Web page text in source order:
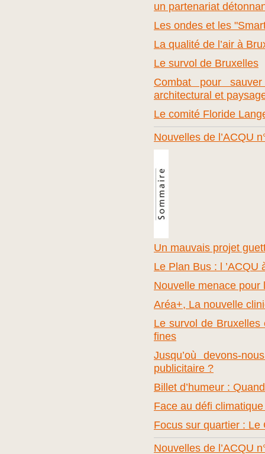
un partenariat
Les ondes et les
La qualité de l’air à
Le survol de Bruxelles
Combat pour
architectural et
Le comité Floride
Nouvelles de l’ACQU
Un mauvais projet
Le Plan Bus : l ’ACQU
Nouvelle menace pour
Aréa+, La nouvelle
Le survol de Bruxelles
fines
Jusqu’où devons-
publicitaire ?
Billet d’humeur :
Face au défi
Focus sur quartier : Le
Nouvelles de l’ACQU